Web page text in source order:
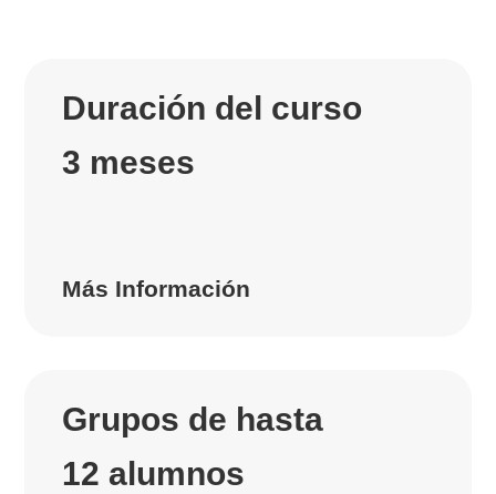
Duración del curso
3 meses
Más Información
Grupos de hasta
12 alumnos